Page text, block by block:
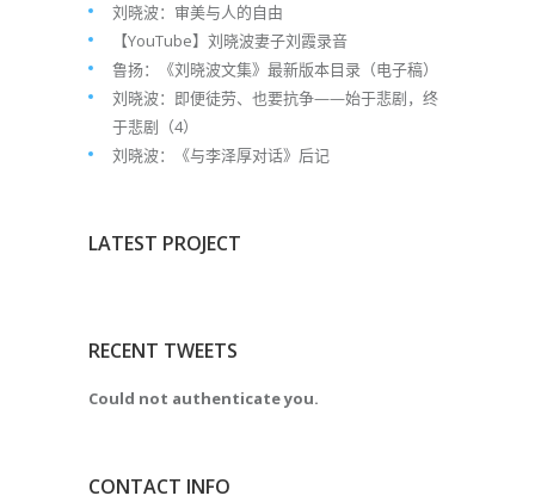
刘晓波：审美与人的自由
【YouTube】刘晓波妻子刘霞录音
鲁扬：《刘晓波文集》最新版本目录（电子稿）
刘晓波：即便徒劳、也要抗争——始于悲剧，终
于悲剧（4）
刘晓波：《与李泽厚对话》后记
LATEST PROJECT
RECENT TWEETS
Could not authenticate you.
CONTACT INFO